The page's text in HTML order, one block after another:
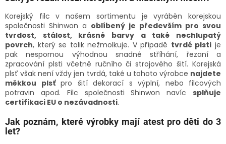
Korejský filc v našem sortimentu je vyráběn korejskou
společnosti Shinwon a oblíbený je především pro svou
tvrdost, stálost, krásné barvy a také nechlupatý
povrch, který se tolik nežmolkuje. V případě tvrdé plsti je
pak nespornou výhodnou snadné stříhání, řezaní a
zpracování plsti včetně ručního či strojového šití. Korejská
plsť však není vždy jen tvrdá, také u tohoto výrobce najdete
měkkou plsťpro šití dekorací s výplní, nebo filcových
potravin apod. Filc společnosti Shinwon navíc splňuje
certifikaci EU o nezávadnosti.
Jak poznám, které výrobky mají atest pro děti do 3
let?